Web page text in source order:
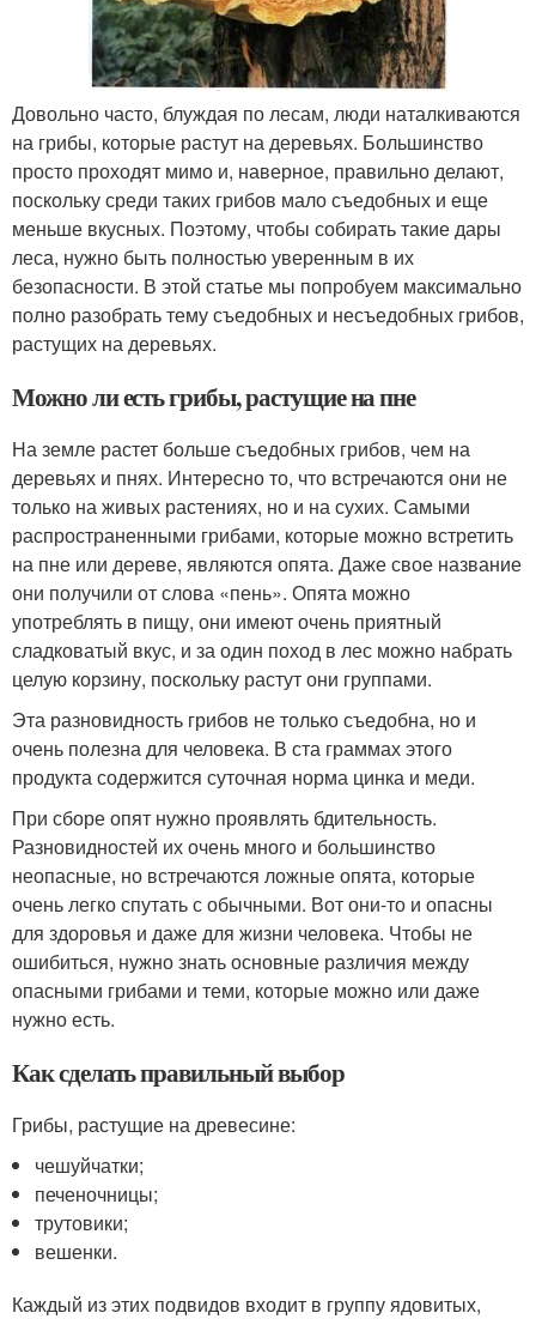
Довольно часто, блуждая по лесам, люди наталкиваются
на грибы, которые растут на деревьях. Большинство
просто проходят мимо и, наверное, правильно делают,
поскольку среди таких грибов мало съедобных и еще
меньше вкусных. Поэтому, чтобы собирать такие дары
леса, нужно быть полностью уверенным в их
безопасности. В этой статье мы попробуем максимально
полно разобрать тему съедобных и несъедобных грибов,
растущих на деревьях.
Можно ли есть грибы, растущие на пне
На земле растет больше съедобных грибов, чем на
деревьях и пнях. Интересно то, что встречаются они не
только на живых растениях, но и на сухих. Самыми
распространенными грибами, которые можно встретить
на пне или дереве, являются опята. Даже свое название
они получили от слова «пень». Опята можно
употреблять в пищу, они имеют очень приятный
сладковатый вкус, и за один поход в лес можно набрать
целую корзину, поскольку растут они группами.
Эта разновидность грибов не только съедобна, но и
очень полезна для человека. В ста граммах этого
продукта содержится суточная норма цинка и меди.
При сборе опят нужно проявлять бдительность.
Разновидностей их очень много и большинство
неопасные, но встречаются ложные опята, которые
очень легко спутать с обычными. Вот они-то и опасны
для здоровья и даже для жизни человека. Чтобы не
ошибиться, нужно знать основные различия между
опасными грибами и теми, которые можно или даже
нужно есть.
Как сделать правильный выбор
Грибы, растущие на древесине:
чешуйчатки;
печеночницы;
трутовики;
вешенки.
Каждый из этих подвидов входит в группу ядовитых,